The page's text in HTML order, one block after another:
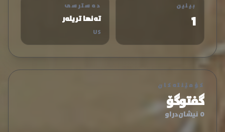
بینین
1
دەسترسی
تەنها تریلەر
US
کۆمێنتەکان
گفتوگۆ
0 نیشان‌دراو